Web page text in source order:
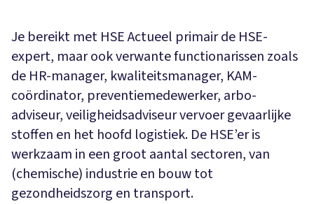
Je bereikt met HSE Actueel primair de HSE-
expert, maar ook verwante functionarissen zoals
de HR-manager, kwaliteitsmanager, KAM-
coördinator, preventiemedewerker, arbo-
adviseur, veiligheidsadviseur vervoer gevaarlijke
stoffen en het hoofd logistiek. De HSE’er is
werkzaam in een groot aantal sectoren, van
(chemische) industrie en bouw tot
gezondheidszorg en transport.